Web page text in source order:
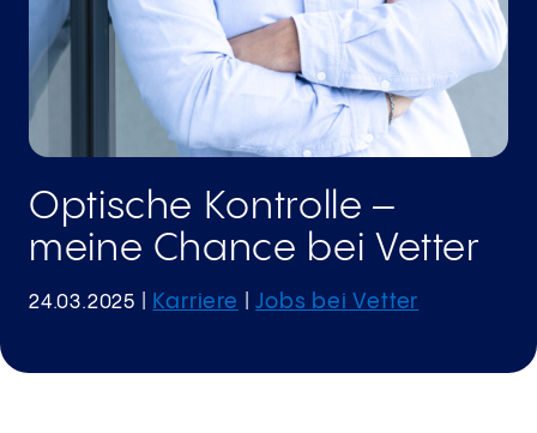
Optische Kontrolle –
meine Chance bei Vetter
24.03.2025 Karriere |Jobs bei Vetter